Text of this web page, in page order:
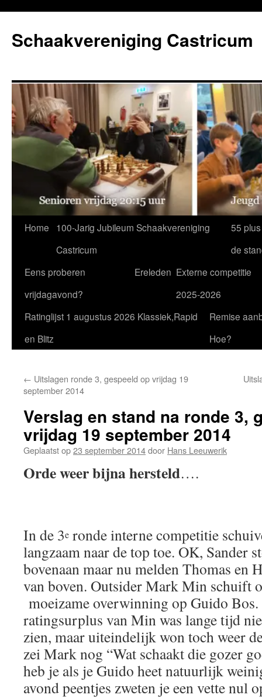
de
inhoud
Schaakvereniging Castricum
Home
100-Jarig Jubileum Schaakvereniging
Castricum
55
de
Eens proberen
vrijdagavond?
Ereleden Externe competitie
2025-2026
Ratinglijst 1 augustus 2026 Klassiek,Rapid
en Blitz
Remise
Hoe?
← Uitslagen ronde 3, gespeeld op vrijdag 19
september 2014
Verslag en stand na ronde 3,
vrijdag 19 september 2014
Geplaatst op23 september 2014door Hans Leeuwerik
Orde weer bijna hersteld….
In de 3e ronde interne competitie
langzaam naar de top toe. OK, Sander
bovenaan maar nu melden Thomas en
van boven. Outsider Mark Min schuift
moeizame overwinning op Guido
ratingsurplus van Min was lange tijd
zien, maar uiteindelijk won toch weer
zei Mark nog “Wat schaakt die gozer
heb je als je Guido heet natuurlijk
avond peentjes zweten je een vette nul